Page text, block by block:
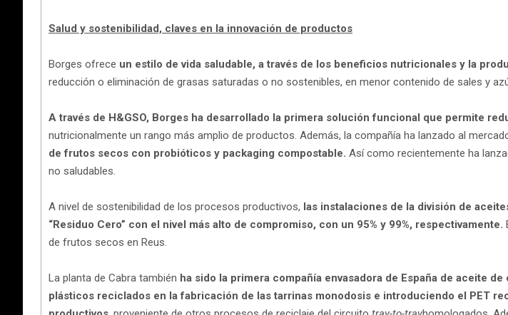
Salud y sostenibilidad, claves en la innovación de productos
Borges ofrece un estilo de vida saludable, a través de los beneficios nutricionales y la
reducción o eliminación de grasas saturadas o no sostenibles, en menor contenido de sales y
A través de H&GSO, Borges ha desarrollado la primera solución funcional que permite
nutricionalmente un rango más amplio de productos. Además, la compañía ha lanzado al
de frutos secos con probióticos y packaging compostable. Así como recientemente ha
no saludables.
A nivel de sostenibilidad de los procesos productivos, las instalaciones de la división de
“Residuo Cero” con el nivel más alto de compromiso, con un 95% y 99%, respectivamente.
de frutos secos en Reus.
La planta de Cabra también ha sido la primera compañía envasadora de España de aceite
plásticos reciclados en la fabricación de las tarrinas monodosis e introduciendo el PET